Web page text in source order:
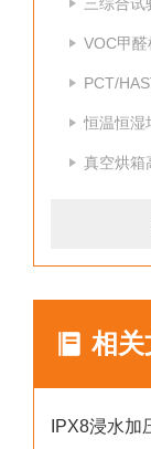
VOC甲
PCT/
恒温恒湿
真空烘箱
相关